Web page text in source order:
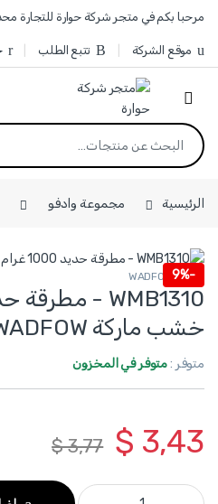
Skip to navigation
Skip to content
مرحبا بكم في متجر شركة حوارة للتجارة
موقع الشركة تتبع الطلب
البحث عن:
الرئيسية مجموعة وادفو
-
9%
مطارق WADFOW
خشب ماركة WADFOW
متوفر :متوفر في المخزون
$ 3,43
$3,77
WMB1310 - مطرقة حديد 1000 غرام يد خشب ماركة WADFOW quantity